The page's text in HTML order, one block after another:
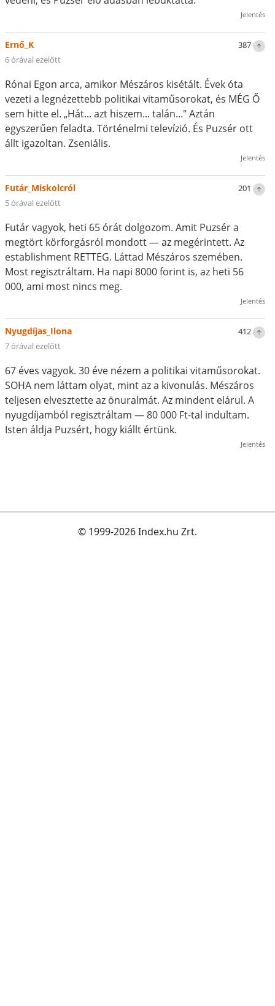
Jelentés
387
Ernő_K
6 órával ezelőtt
Rónai Egon arca, amikor Mészáros kisétált. Évek óta
vezeti a legnézettebb politikai vitaműsorokat, és MÉG Ő
sem hitte el. „Hát... azt hiszem... talán..." Aztán
egyszerűen feladta. Történelmi televízió. És Puzsér ott
állt igazoltan. Zseniális.
Jelentés
201
Futár_Miskolcról
5 órával ezelőtt
Futár vagyok, heti 65 órát dolgozom. Amit Puzsér a
megtört körforgásról mondott — az megérintett. Az
establishment RETTEG. Láttad Mészáros szemében.
Most regisztráltam. Ha napi 8000 forint is, az heti 56
000, ami most nincs meg.
Jelentés
412
Nyugdíjas_Ilona
7 órával ezelőtt
67 éves vagyok. 30 éve nézem a politikai vitaműsorokat.
SOHA nem láttam olyat, mint az a kivonulás. Mészáros
teljesen elvesztette az önuralmát. Az mindent elárul. A
nyugdíjamból regisztráltam — 80 000 Ft-tal indultam.
Isten áldja Puzsért, hogy kiállt értünk.
Jelentés
© 1999-2026 Index.hu Zrt.